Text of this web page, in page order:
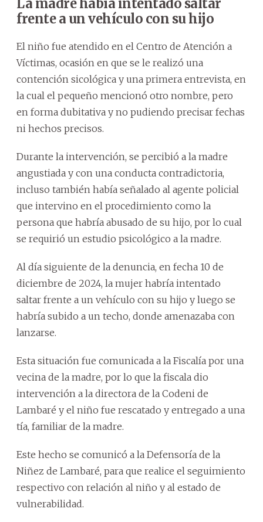
La madre había intentado saltar
frente a un vehículo con su hijo
El niño fue atendido en el Centro de Atención a
Víctimas, ocasión en que se le realizó una
contención sicológica y una primera entrevista, en
la cual el pequeño mencionó otro nombre, pero
en forma dubitativa y no pudiendo precisar fechas
ni hechos precisos.
Durante la intervención, se percibió a la madre
angustiada y con una conducta contradictoria,
incluso también había señalado al agente policial
que intervino en el procedimiento como la
persona que habría abusado de su hijo, por lo cual
se requirió un estudio psicológico a la madre.
Al día siguiente de la denuncia, en fecha 10 de
diciembre de 2024, la mujer habría intentado
saltar frente a un vehículo con su hijo y luego se
habría subido a un techo, donde amenazaba con
lanzarse.
Esta situación fue comunicada a la Fiscalía por una
vecina de la madre, por lo que la fiscala dio
intervención a la directora de la Codeni de
Lambaré y el niño fue rescatado y entregado a una
tía, familiar de la madre.
Este hecho se comunicó a la Defensoría de la
Niñez de Lambaré, para que realice el seguimiento
respectivo con relación al niño y al estado de
vulnerabilidad.